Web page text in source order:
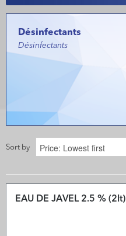
Désinfectants
Désinfectants
Sort by
EAU DE JAVEL 2.5 % (2lt)